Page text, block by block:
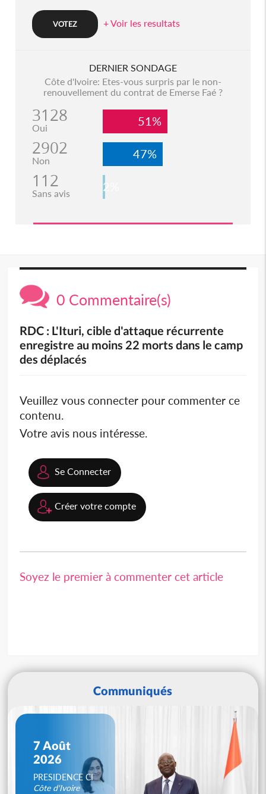
+ Voir les resultats
DERNIER SONDAGE
Côte d'Ivoire: Etes-vous surpris par le non-
renouvellement du contrat de Emerse Faé ?
3128
Oui 51%
2902
Non 47%
112
Sans avis 2%
0 Commentaire(s)
RDC : L'Ituri, cible d'attaque récurrente
enregistre au moins 22 morts dans le camp
des déplacés
Veuillez vous connecter pour commenter ce
contenu.
Votre avis nous intéresse.
Se Connecter
Créer votre compte
Soyez le premier à commenter cet article
Communiqués
7 Août
2026
PRESIDENCE CI
Côte d'Ivoire